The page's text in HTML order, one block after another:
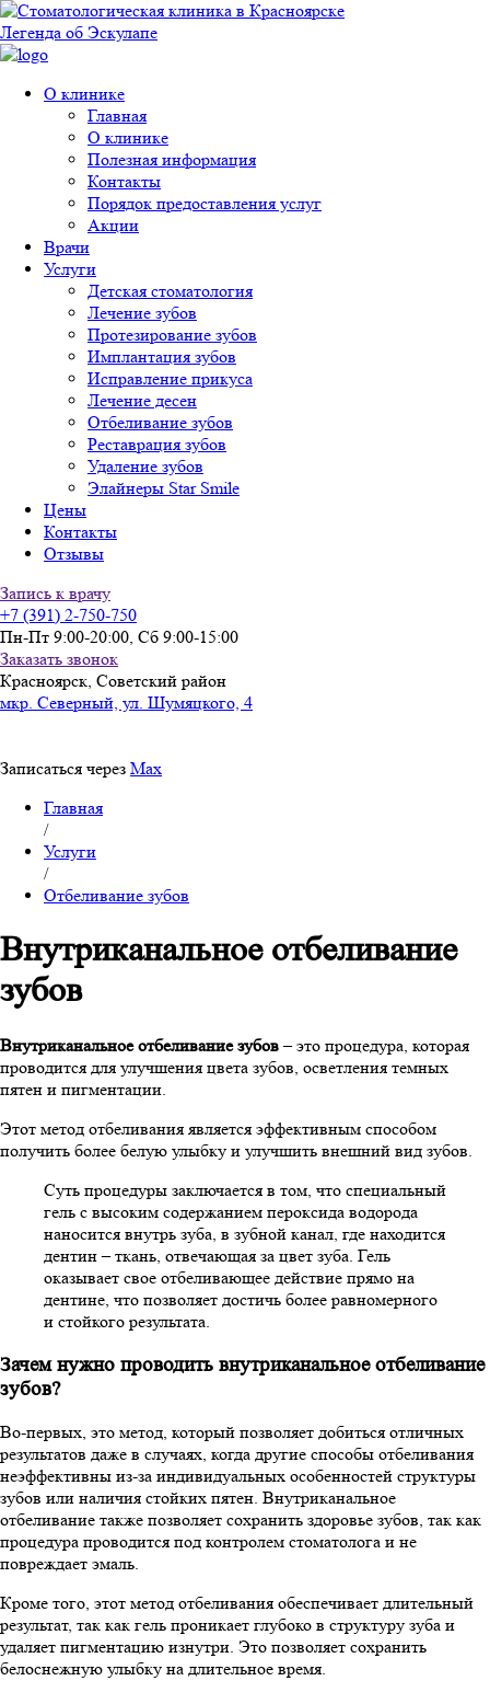
Перейти к основному содержанию
Легенда об Эскулапе
О клинике
Главная
О клинике
Полезная информация
Контакты
Порядок предоставления услуг
Акции
Врачи
Услуги
Детская стоматология
Лечение зубов
Протезирование зубов
Имплантация зубов
Исправление прикуса
Лечение десен
Отбеливание зубов
Реставрация зубов
Удаление зубов
Элайнеры Star Smile
Цены
Контакты
Отзывы
Запись к врачу
+7 (391) 2-750-750
Пн-Пт 9:00-20:00, Сб 9:00-15:00
Заказать звонок
Красноярск, Советский район
мкр. Северный, ул. Шумяцкого, 4
Записаться через Max
Вы здесь
Главная
/
Услуги
/
Отбеливание зубов
Внутриканальное отбеливание
зубов
Внутриканальное отбеливание зубов– это процедура, которая
проводится для улучшения цвета зубов, осветления темных
пятен и пигментации.
Этот метод отбеливания является эффективным способом
получить более белую улыбку и улучшить внешний вид зубов.
Суть процедуры заключается в том, что специальный
гель с высоким содержанием пероксида водорода
наносится внутрь зуба, в зубной канал, где находится
дентин – ткань, отвечающая за цвет зуба. Гель
оказывает свое отбеливающее действие прямо на
дентине, что позволяет достичь более равномерного
и стойкого результата.
Зачем нужно проводить внутриканальное отбеливание
зубов?
Во-первых, это метод, который позволяет добиться отличных
результатов даже в случаях, когда другие способы отбеливания
неэффективны из-за индивидуальных особенностей структуры
зубов или наличия стойких пятен. Внутриканальное
отбеливание также позволяет сохранить здоровье зубов, так как
процедура проводится под контролем стоматолога и не
повреждает эмаль.
Кроме того, этот метод отбеливания обеспечивает длительный
результат, так как гель проникает глубоко в структуру зуба и
удаляет пигментацию изнутри. Это позволяет сохранить
белоснежную улыбку на длительное время.